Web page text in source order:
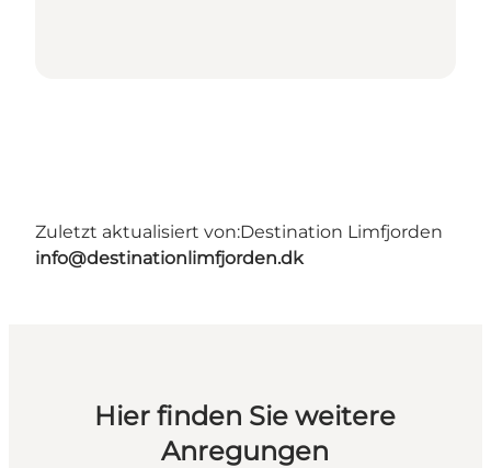
Zuletzt aktualisiert von:Destination Limfjorden
info@destinationlimfjorden.dk
Hier finden Sie weitere
Anregungen